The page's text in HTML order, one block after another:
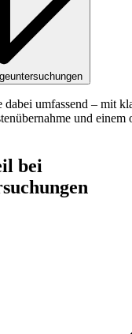
umfassend – mit
und
bei